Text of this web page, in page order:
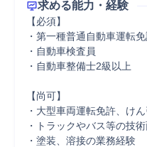
求める能力・経験
【必須】
・第一種普通自動車運転
・自動車検査員
・自動車整備士2級以上
【尚可】
・大型車両運転免許、け
・トラックやバス等の技
・塗装、溶接の業務経験